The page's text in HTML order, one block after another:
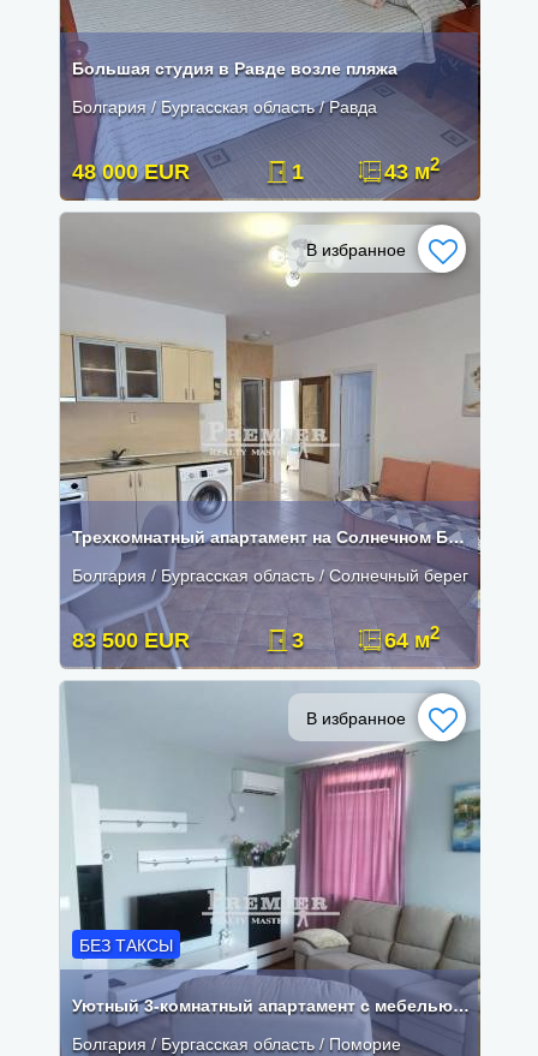
Большая студия в Равде возле пляжа
Болгария / Бургасская область / Равда
48 000 EUR 1 43 м2
В избранное
Трехкомнатный апартамент на Солнечном Берегу
Болгария / Бургасская область / Солнечный берег
83 500 EUR 3 64 м2
В избранное
БЕЗ ТАКСЫ
Уютный 3-комнатный апартамент с мебелью рядом с морем
Болгария / Бургасская область / Поморие